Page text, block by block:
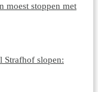
moest stoppen met
Strafhof slopen: